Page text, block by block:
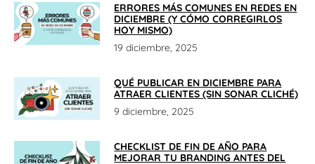
ERRORES MÁS COMUNES EN REDES EN
DICIEMBRE (Y CÓMO CORREGIRLOS
HOY MISMO)
19 diciembre, 2025
QUÉ PUBLICAR EN DICIEMBRE PARA
ATRAER CLIENTES (SIN SONAR CLICHÉ)
9 diciembre, 2025
CHECKLIST DE FIN DE AÑO PARA
MEJORAR TU BRANDING ANTES DEL